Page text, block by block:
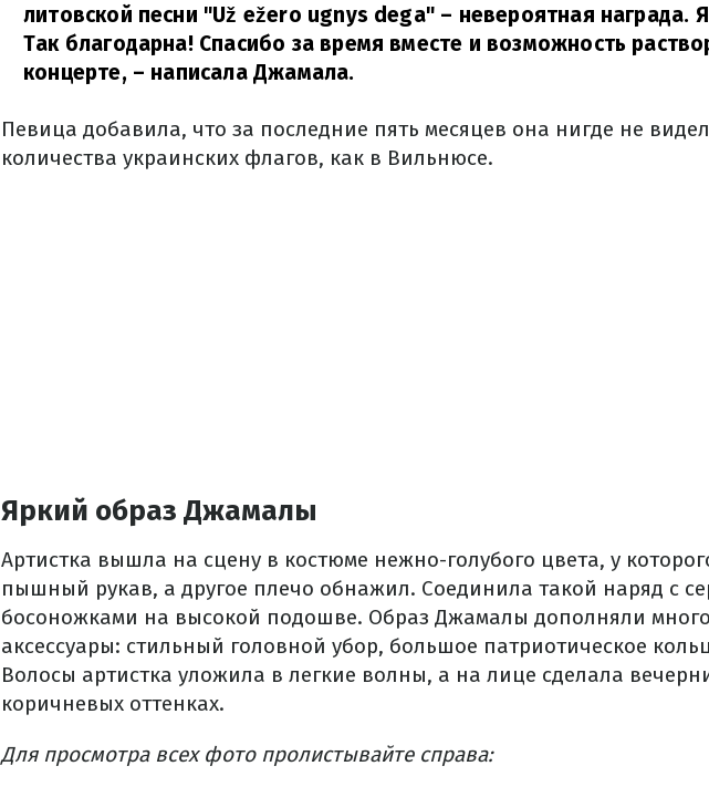
литовской песни "Už ežero ugnys dega" – невероятная награда.
Так благодарна! Спасибо за время вместе и возможность
концерте, – написала Джамала.
Певица добавила, что за последние пять месяцев она нигде не
количества украинских флагов, как в Вильнюсе.
Яркий образ Джамалы
Артистка вышла на сцену в костюме нежно-голубого цвета, у
пышный рукав, а другое плечо обнажил. Соединила такой наряд с
босоножками на высокой подошве. Образ Джамалы дополняли
аксессуары: стильный головной убор, большое патриотическое
Волосы артистка уложила в легкие волны, а на лице сделала
коричневых оттенках.
Для просмотра всех фото пролистывайте справа: